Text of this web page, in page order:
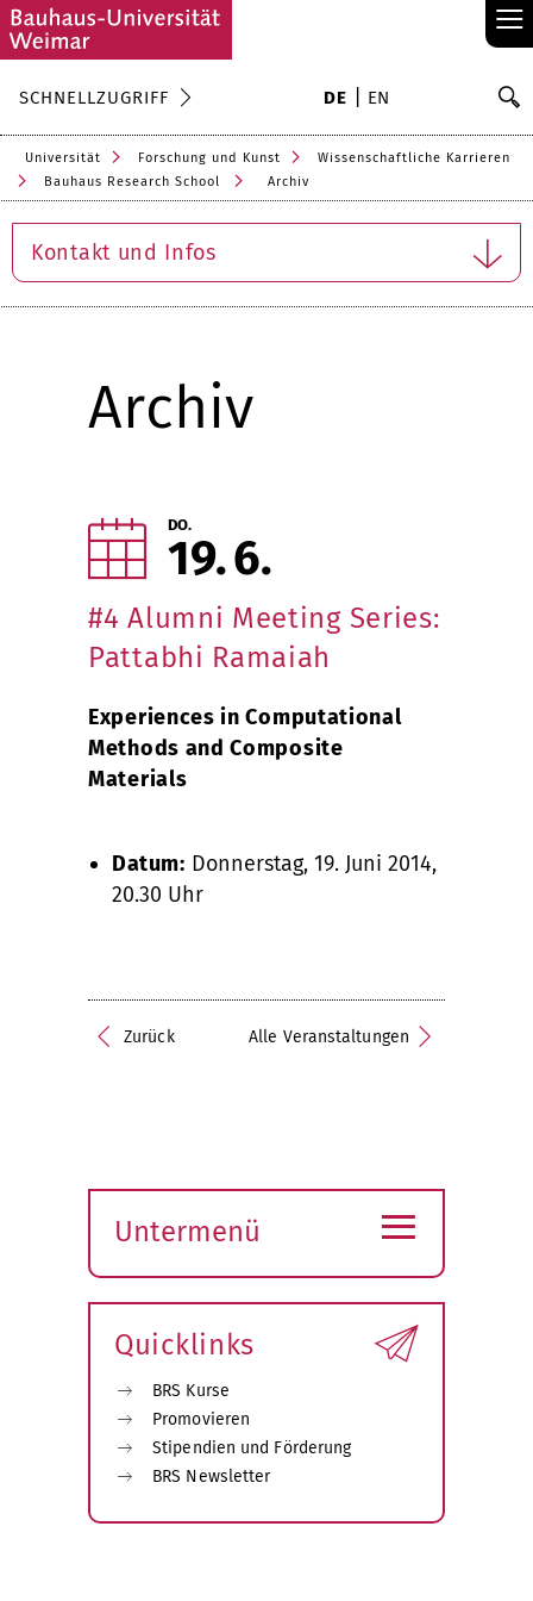
≡
SCHNELLZUGRIFF DE EN
Universität Forschung und Kunst
Wissenschaftliche Karrieren
Bauhaus Research School
Archiv
Kontakt und Infos
Archiv
DO.
19 6
#4 Alumni Meeting Series:
Pattabhi Ramaiah
Experiences in Computational
Methods and Composite
Materials
Datum: Donnerstag, 19. Juni 2014,
20.30 Uhr
Zurück Alle Veranstaltungen
Untermenü
öffnen
≡
Quicklinks
BRS Kurse
Promovieren
Stipendien und Förderung
BRS Newsletter